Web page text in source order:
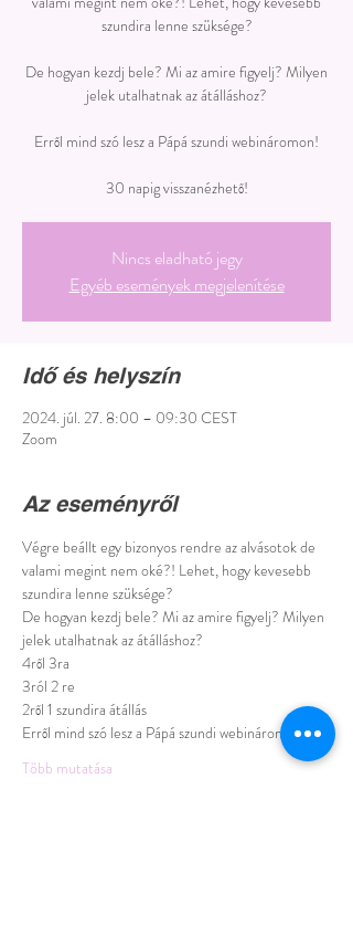
szundira lenne szüksége?
De hogyan kezdj bele? Mi az amire figyelj? Milyen
jelek utalhatnak az átálláshoz?
Erről mind szó lesz a Pápá szundi webináromon!
30 napig visszanézhető!
Nincs eladható jegy
Egyéb események megjelenítése
Idő és helyszín
2024. júl. 27. 8:00 – 09:30 CEST
Zoom
Az eseményről
Végre beállt egy bizonyos rendre az alvásotok de
valami megint nem oké?! Lehet, hogy kevesebb
szundira lenne szüksége?
De hogyan kezdj bele? Mi az amire figyelj? Milyen
jelek utalhatnak az átálláshoz?
4ről 3ra
3ról 2 re
2ről 1 szundira átállás
Erről mind szó lesz a Pápá szundi webináromon!
Több mutatása